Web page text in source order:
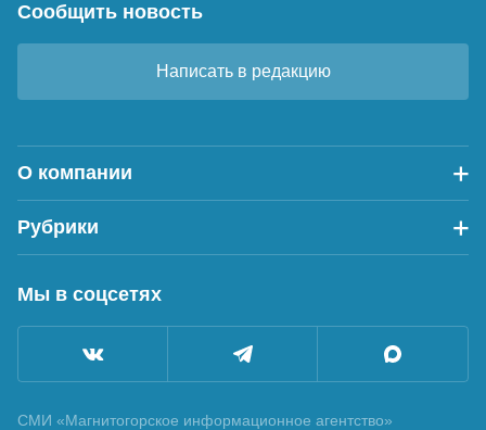
Сообщить новость
Написать в редакцию
О компании
Рубрики
Мы в соцсетях
СМИ «Магнитогорское информационное агентство»